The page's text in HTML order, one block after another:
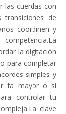
las cuerdas con
transiciones de
coordinen y
la digitación
para completar
simples y
fa mayor o si
controlar tu
clave